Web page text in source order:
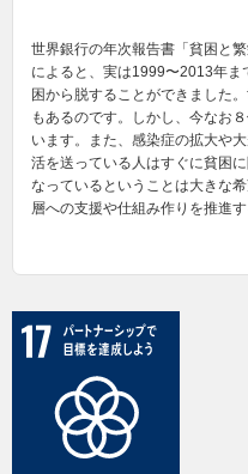
世界銀行の年次報告書「貧困と
によると、実は1999〜2013年
困から脱することができました
もあるのです。しかし、今なお
います。また、感染症の拡大や
活を送っている人はすぐに貧困
なっているということは大きな
層への支援や仕組み作りを推進